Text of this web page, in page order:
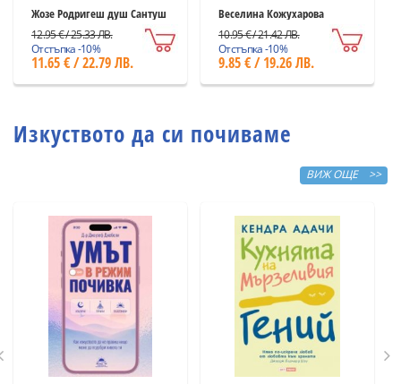
Жозе Родригеш душ Сантуш
12.95 € / 25.33 ЛВ.
Отстъпка -10%
11.65 € / 22.79 ЛВ.
Веселина Кожухарова
10.95 € / 21.42 ЛВ.
Отстъпка -10%
9.85 € / 19.26 ЛВ.
Изкуството да си почиваме
ВИЖ ОЩЕ >>